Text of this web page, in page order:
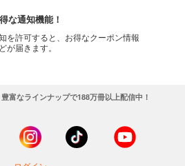
な通知機能！
を許可すると、お得なクーポン情報
が届きます。
富なラインナップで188万冊以上配信中！